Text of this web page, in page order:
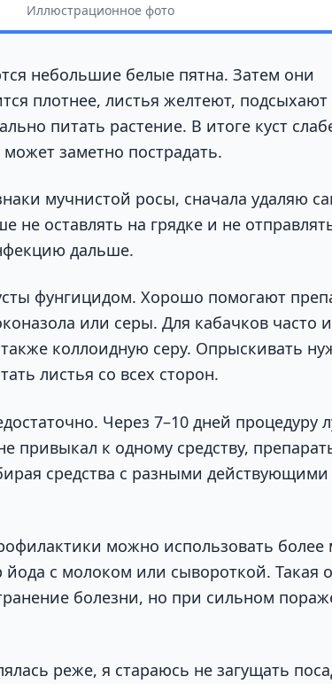
Иллюстрационное фото
небольшие белые пятна. Затем они
плотнее, листья желтеют, подсыхают
питать растение. В итоге куст
заметно пострадать.
мучнистой росы, сначала удаляю
не оставлять на грядке и не
дальше.
фунгицидом. Хорошо помогают
или серы. Для кабачков часто
также коллоидную серу. Опрыскивать
листья со всех сторон.
Через 7–10 дней процедуру
привыкал к одному средству,
средства с разными действующими
можно использовать более
с молоком или сывороткой. Такая
болезни, но при сильном
реже, я стараюсь не загущать